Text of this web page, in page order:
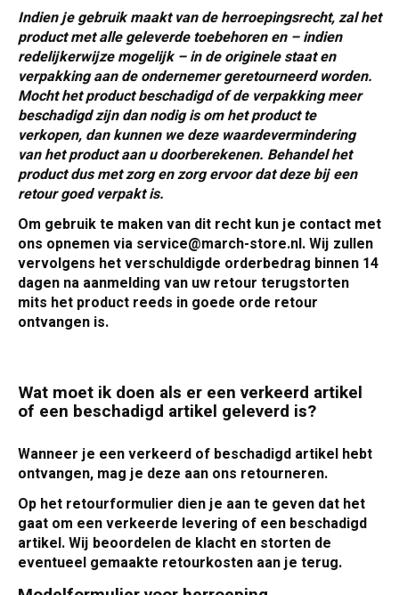
Indien je gebruik maakt van de herroepingsrecht, zal het
product met alle geleverde toebehoren en – indien
redelijkerwijze mogelijk – in de originele staat en
verpakking aan de ondernemer geretourneerd worden.
Mocht het product beschadigd of de verpakking meer
beschadigd zijn dan nodig is om het product te
verkopen, dan kunnen we deze waardevermindering
van het product aan u doorberekenen. Behandel het
product dus met zorg en zorg ervoor dat deze bij een
retour goed verpakt is.
Om gebruik te maken van dit recht kun je contact met
ons opnemen via service@march-store.nl. Wij zullen
vervolgens het verschuldigde orderbedrag binnen 14
dagen na aanmelding van uw retour terugstorten
mits het product reeds in goede orde retour
ontvangen is.
Wat moet ik doen als er een verkeerd artikel
of een beschadigd artikel geleverd is?
Wanneer je een verkeerd of beschadigd artikel hebt
ontvangen, mag je deze aan ons retourneren.
Op het retourformulier dien je aan te geven dat het
gaat om een verkeerde levering of een beschadigd
artikel. Wij beoordelen de klacht en storten de
eventueel gemaakte retourkosten aan je terug.